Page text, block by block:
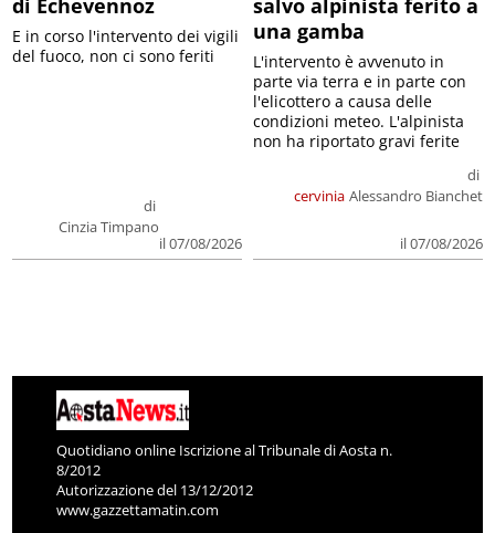
di Echevennoz
di
Cinzia Timpano
il 07/08/2026
E in corso l'intervento dei vigili
del fuoco, non ci sono feriti
salvo alpinista ferito a
una gamba
cervinia
di
Alessandro Bianchet
il 07/08/2026
L'intervento è avvenuto in
parte via terra e in parte con
l'elicottero a causa delle
condizioni meteo. L'alpinista
non ha riportato gravi ferite
Quotidiano online Iscrizione al Tribunale di Aosta n.
8/2012
Autorizzazione del 13/12/2012
www.gazzettamatin.com